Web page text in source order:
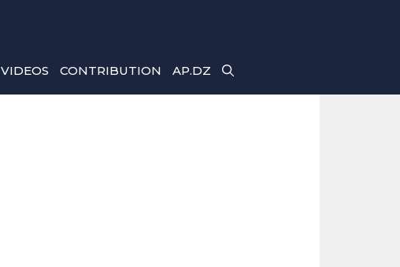
VIDEOS CONTRIBUTION AP.DZ